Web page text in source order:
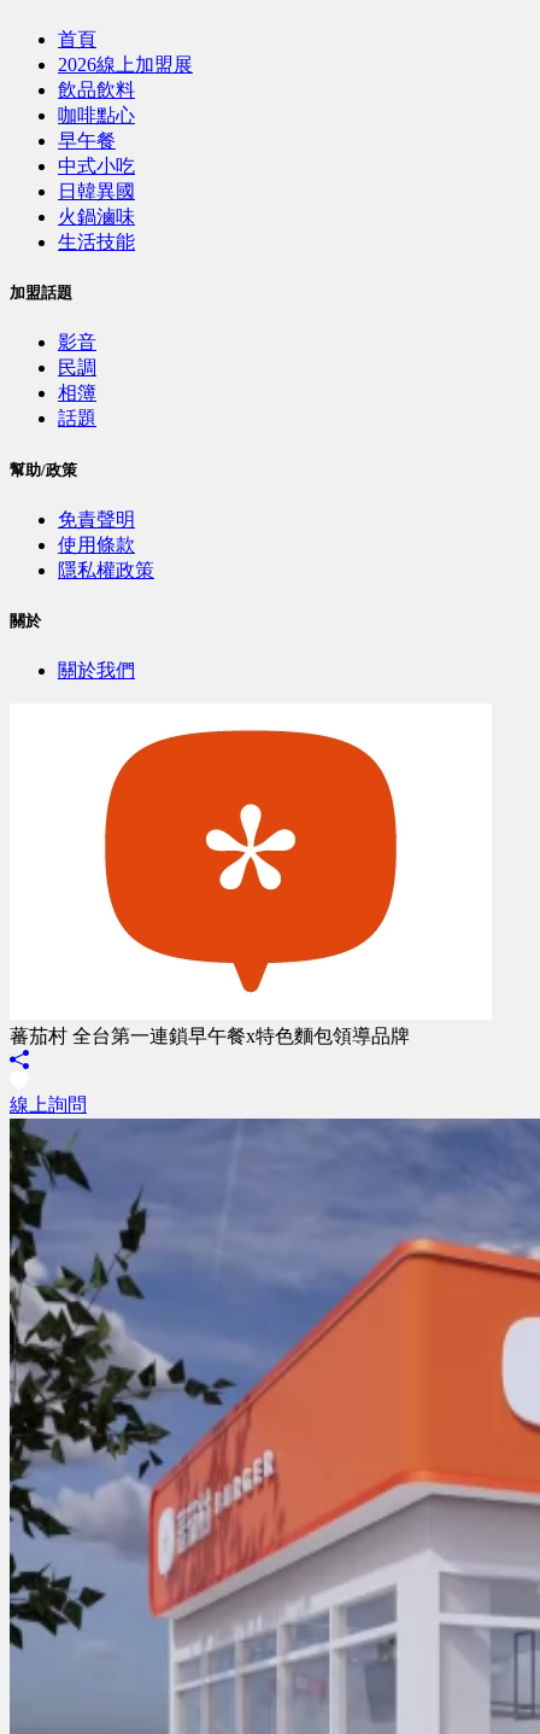
首頁
2026線上加盟展
飲品飲料
咖啡點心
早午餐
中式小吃
日韓異國
火鍋滷味
生活技能
加盟話題
影音
民調
相簿
話題
幫助/政策
免責聲明
使用條款
隱私權政策
關於
關於我們
蕃茄村 全台第一連鎖早午餐x特色麵包領導品牌
線上詢問